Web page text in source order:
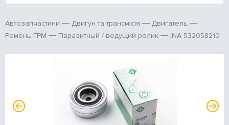
Автозапчастини Двигун та трансмісія
Двигатель
Ремень ГРМ
Паразитный / ведущий ролик INA 532058210